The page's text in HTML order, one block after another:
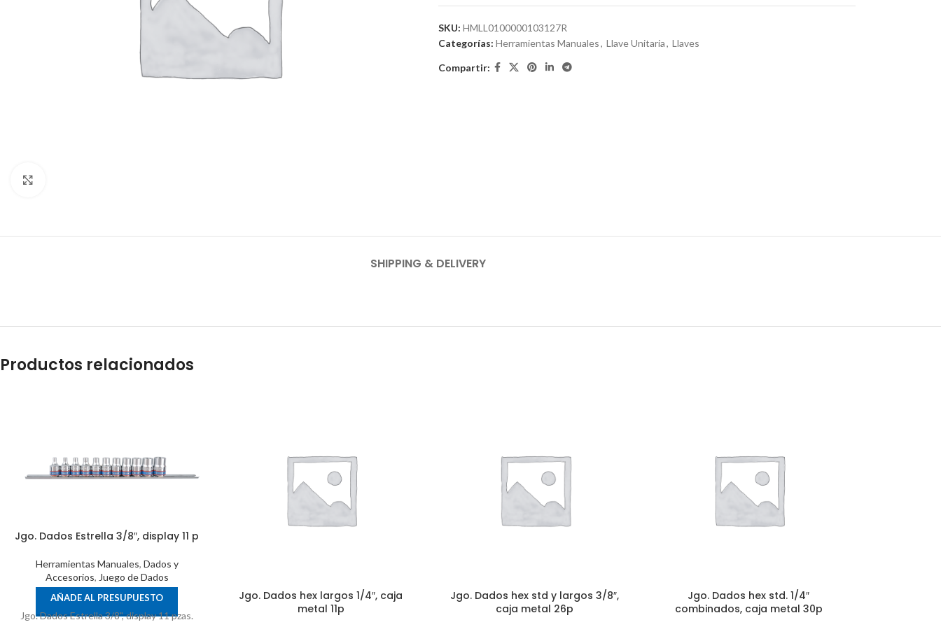
SKU: HMLL0100000103127R
Categorías: Herramientas Manuales, Llave Unitaria, Llaves
Compartir:
SHIPPING & DELIVERY
Productos relacionados
Jgo. Dados Estrella 3/8″, display 11 p
Herramientas Manuales, Dados y
Accesorios, Juego de Dados
AÑADE AL PRESUPUESTO
Jgo. Dados Estrella 3/8", display 11 pzas.
Jgo. Dados hex largos 1/4″, caja
metal 11p
Jgo. Dados hex std y largos 3/8″,
caja metal 26p
Jgo. Dados hex std. 1/4″
combinados, caja metal 30p